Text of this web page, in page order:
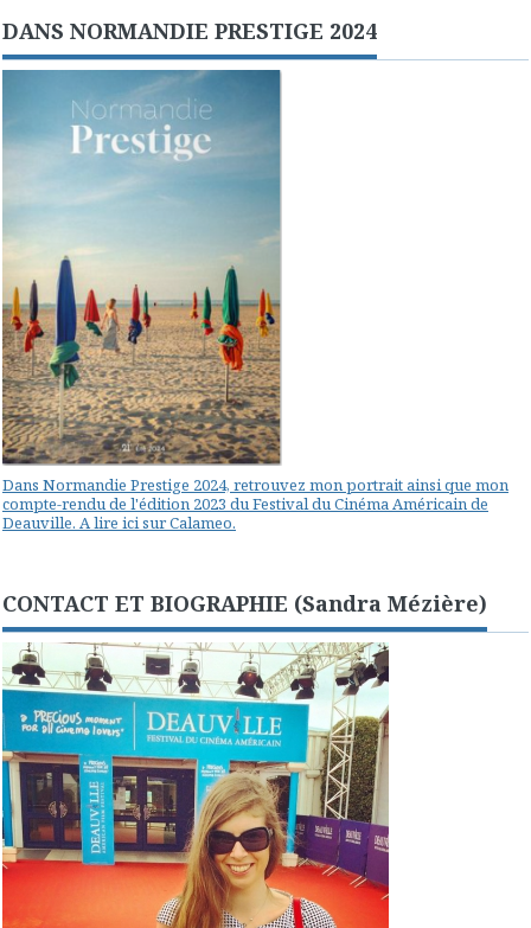
DANS NORMANDIE PRESTIGE 2024
Dans Normandie Prestige 2024, retrouvez mon portrait ainsi que mon
compte-rendu de l'édition 2023 du Festival du Cinéma Américain de
Deauville. A lire ici sur Calameo.
CONTACT ET BIOGRAPHIE (Sandra Mézière)